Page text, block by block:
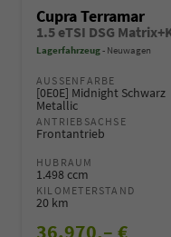
Cupra Terramar
Lagerfahrzeug Neuwagen
AUSSENFARBE
[0E0E] Midnight Schwarz
Metallic
ANTRIEBSACHSE
Frontantrieb
HUBRAUM
1.498 ccm
KILOMETERSTAND
20 km
36.970,– €